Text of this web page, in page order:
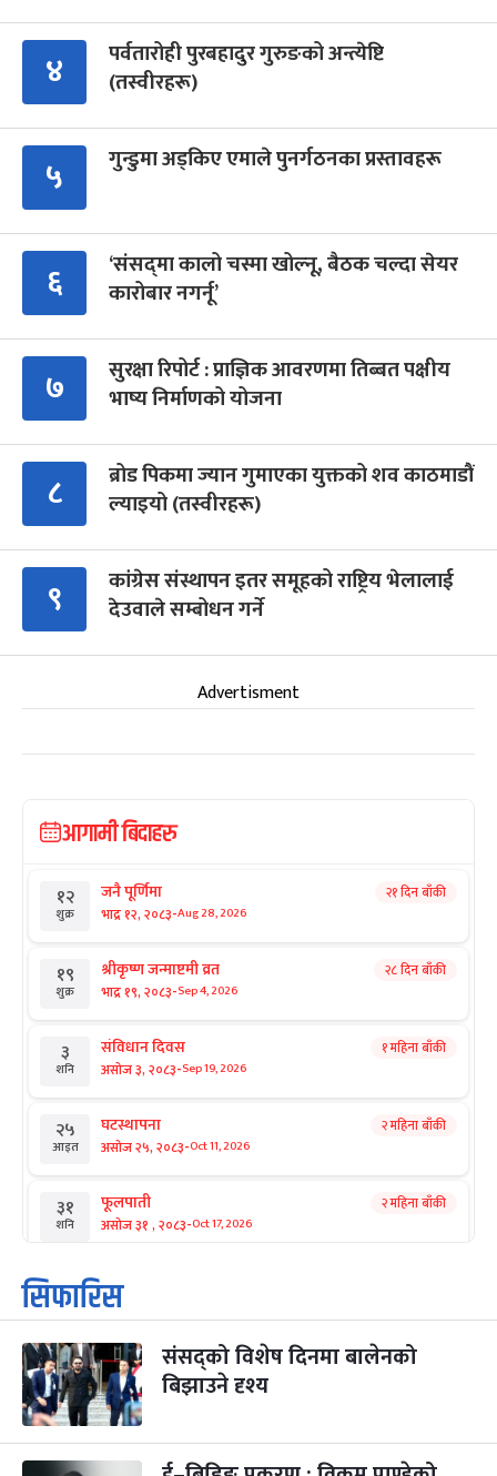
४
पर्वतारोही पुरबहादुर गुरुङको अन्त्येष्टि
(तस्वीरहरू)
५ गुन्डुमा अड्किए एमाले पुनर्गठनका प्रस्तावहरू
६
‘संसद्‍मा कालो चस्मा खोल्नू, बैठक चल्दा सेयर
कारोबार नगर्नू’
७
सुरक्षा रिपोर्ट : प्राज्ञिक आवरणमा तिब्बत पक्षीय
भाष्य निर्माणको योजना
८
ब्रोड पिकमा ज्यान गुमाएका युक्तको शव काठमाडौं
ल्याइयो (तस्वीरहरू)
९
कांग्रेस संस्थापन इतर समूहको राष्ट्रिय भेलालाई
देउवाले सम्बोधन गर्ने
Advertisment
आगामी बिदाहरु
१२
शुक्र
जनै पूर्णिमा
भाद्र १२, २०८३-Aug 28, 2026
२१ दिन बाँकी
१९
शुक्र
श्रीकृष्ण जन्माष्टमी व्रत
भाद्र १९, २०८३-Sep 4, 2026
२८ दिन बाँकी
३
शनि
संविधान दिवस
असोज ३, २०८३-Sep 19, 2026
१ महिना बाँकी
२५
आइत
घटस्थापना
असोज २५, २०८३-Oct 11, 2026
२ महिना बाँकी
३१
शनि
फूलपाती
असोज ३१ , २०८३-Oct 17, 2026
२ महिना बाँकी
१
आइत
कार्तिक सङ्क्रान्ति
कार्तिक १, २०८३
३
मंगल
महानवमी
कार्तिक ३, २०८३-Oct 20, 2026
२ महिना बाँकी
४
बुध कार्तिक ४, २०८३ -Oct 21, 2026
सिफारिस
संसद्को विशेष दिनमा बालेनको
बिझाउने दृश्य